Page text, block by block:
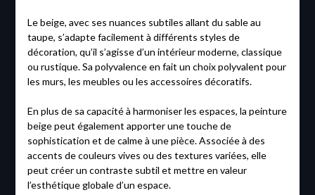
Le beige, avec ses nuances subtiles allant du sable au
taupe, s’adapte facilement à différents styles de
décoration, qu’il s’agisse d’un intérieur moderne, classique
ou rustique. Sa polyvalence en fait un choix polyvalent pour
les murs, les meubles ou les accessoires décoratifs.
En plus de sa capacité à harmoniser les espaces, la peinture
beige peut également apporter une touche de
sophistication et de calme à une pièce. Associée à des
accents de couleurs vives ou des textures variées, elle
peut créer un contraste subtil et mettre en valeur
l’esthétique globale d’un espace.